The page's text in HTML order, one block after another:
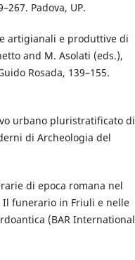
Padova, UP.
artigianali e produttive di
and M. Asolati (eds.),
Rosada, 139–155.
urbano pluristratificato di
di Archeologia del
di epoca romana nel
Il funerario in Friuli e nelle
(BAR International